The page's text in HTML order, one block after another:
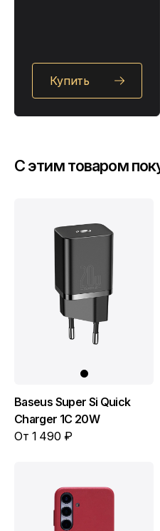
Купить
C этим товаром
Baseus Super Si Quick
Charger 1C 20W
От 1 490 ₽